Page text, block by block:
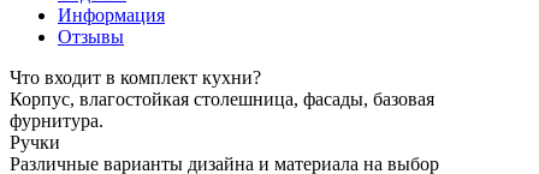
Информация
Отзывы
Что входит в комплект кухни?
Корпус, влагостойкая столешница, фасады, базовая
фурнитура.
Ручки
Различные варианты дизайна и материала на выбор